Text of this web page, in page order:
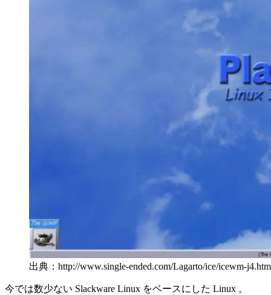
出典：http://www.single-ended.com/Lagarto/ice/icewm-j4.htm
今では数少ない Slackware Linux をベースにした Linux 。